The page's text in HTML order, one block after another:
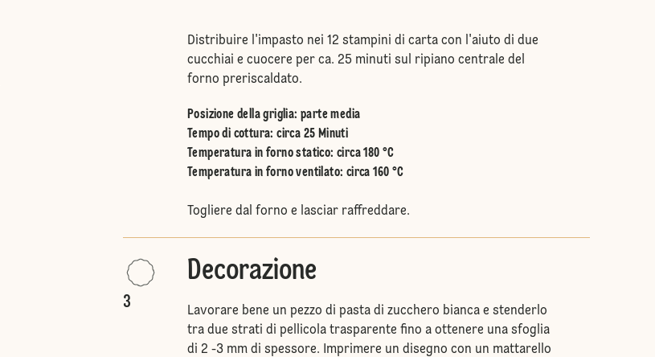
Distribuire l'impasto nei 12 stampini di carta con l'aiuto di due
cucchiai e cuocere per ca. 25 minuti sul ripiano centrale del
forno preriscaldato.
Posizione della griglia:parte media
Tempo di cottura: circa 25 Minuti
Temperatura in forno statico: circa 180 °C
Temperatura in forno ventilato: circa 160 °C
Togliere dal forno e lasciar raffreddare.
3
Decorazione
Lavorare bene un pezzo di pasta di zucchero bianca e stenderlo
tra due strati di pellicola trasparente fino a ottenere una sfoglia
di 2 -3 mm di spessore. Imprimere un disegno con un mattarello